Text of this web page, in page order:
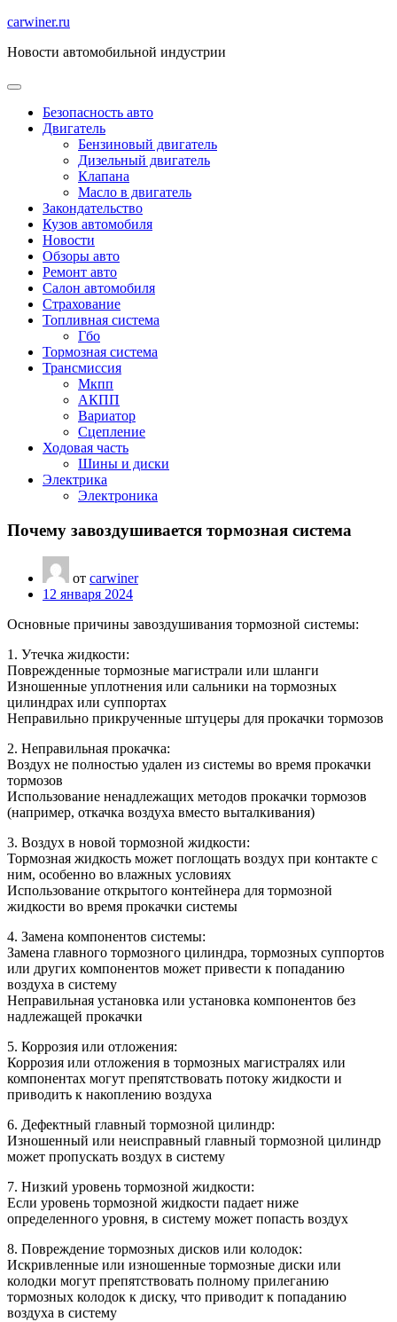
Перейти
содержимому
carwiner.ru
Новости автомобильной индустрии
Безопасность авто
Двигатель
Бензиновый двигатель
Дизельный двигатель
Клапана
Масло в двигатель
Закондательство
Кузов автомобиля
Новости
Обзоры авто
Ремонт авто
Салон автомобиля
Страхование
Топливная система
Гбо
Тормозная система
Трансмиссия
Мкпп
АКПП
Вариатор
Сцепление
Ходовая часть
Шины и диски
Электрика
Электроника
Почему завоздушивается тормозная система
от carwiner
12 января 2024
Основные причины завоздушивания тормозной системы:
1. Утечка жидкости:
Поврежденные тормозные магистрали или шланги
Изношенные уплотнения или сальники на тормозных
цилиндрах или суппортах
Неправильно прикрученные штуцеры для прокачки тормозов
2. Неправильная прокачка:
Воздух не полностью удален из системы во время прокачки
тормозов
Использование ненадлежащих методов прокачки тормозов
(например, откачка воздуха вместо выталкивания)
3. Воздух в новой тормозной жидкости:
Тормозная жидкость может поглощать воздух при контакте с
ним, особенно во влажных условиях
Использование открытого контейнера для тормозной
жидкости во время прокачки системы
4. Замена компонентов системы:
Замена главного тормозного цилиндра, тормозных суппортов
или других компонентов может привести к попаданию
воздуха в систему
Неправильная установка или установка компонентов без
надлежащей прокачки
5. Коррозия или отложения:
Коррозия или отложения в тормозных магистралях или
компонентах могут препятствовать потоку жидкости и
приводить к накоплению воздуха
6. Дефектный главный тормозной цилиндр:
Изношенный или неисправный главный тормозной цилиндр
может пропускать воздух в систему
7. Низкий уровень тормозной жидкости:
Если уровень тормозной жидкости падает ниже
определенного уровня, в систему может попасть воздух
8. Повреждение тормозных дисков или колодок:
Искривленные или изношенные тормозные диски или
колодки могут препятствовать полному прилеганию
тормозных колодок к диску, что приводит к попаданию
воздуха в систему